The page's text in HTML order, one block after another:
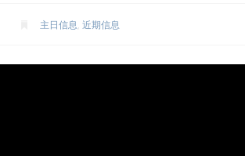
主日信息, 近期信息